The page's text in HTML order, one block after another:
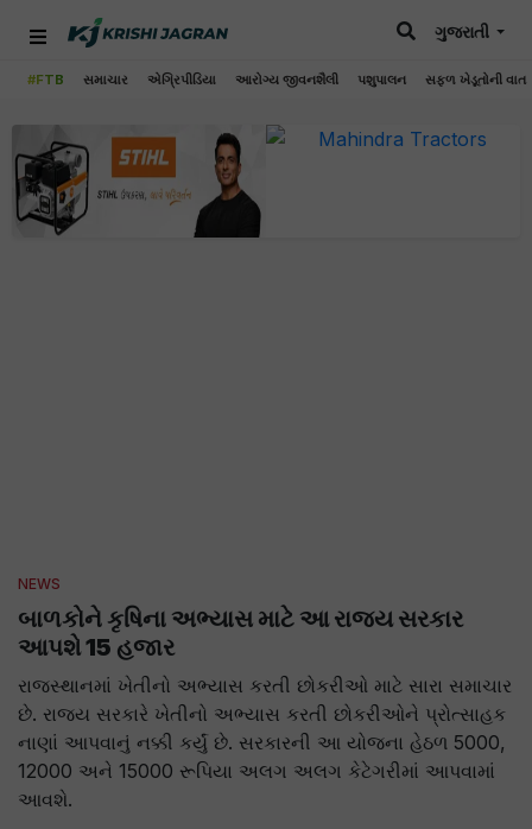
#FTB સમાચાર એગ્રિપીડિયા આરોગ્ય જીવનશૈલી પશુપાલન સફળ ખેડૂતોની વાત
ગુજરાતી
NEWS
બાળકોને કૃષિના અભ્યાસ માટે આ રાજ્ય સરકાર
આપશે 15 હજાર
રાજસ્થાનમાં ખેતીનો અભ્યાસ કરતી છોકરીઓ માટે સારા સમાચાર
છે. રાજ્ય સરકારે ખેતીનો અભ્યાસ કરતી છોકરીઓને પ્રોત્સાહક
નાણાં આપવાનું નક્કી કર્યું છે. સરકારની આ યોજના હેઠળ 5000,
12000 અને 15000 રૂપિયા અલગ અલગ કેટેગરીમાં આપવામાં
આવશે.